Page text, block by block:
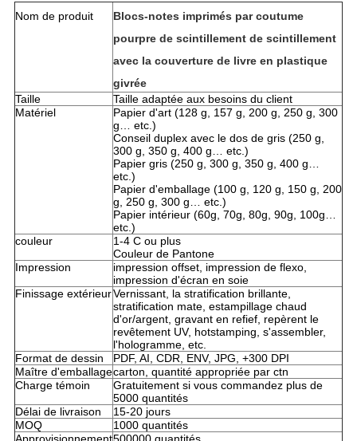
Nom de produit
Blocs-notes imprimés par coutume
pourpre de scintillement de scintillement
avec la couverture de livre en plastique
givrée
Taille
Taille adaptée aux besoins du client
Matériel
Papier d'art (128 g, 157 g, 200 g, 250 g, 300
g… etc.)
Conseil duplex avec le dos de gris (250 g,
300 g, 350 g, 400 g… etc.)
Papier gris (250 g, 300 g, 350 g, 400 g…
etc.)
Papier d'emballage (100 g, 120 g, 150 g, 200
g, 250 g, 300 g… etc.)
Papier intérieur (60g, 70g, 80g, 90g, 100g…
etc.)
couleur
1-4 C ou plus
Couleur de Pantone
Impression
impression offset, impression de flexo,
impression d'écran en soie
Finissage extérieurVernissant, la stratification brillante,
stratification mate, estampillage chaud
d'or/argent, gravant en refief, repèrent le
revêtement UV, hotstamping, s'assembler,
l'hologramme, etc.
Format de dessin
PDF, AI, CDR, ENV, JPG, +300 DPI
Maître d'emballagecarton, quantité appropriée par ctn
Charge témoin
Gratuitement si vous commandez plus de
5000 quantités
Délai de livraison
15-20 jours
MOQ
1000 quantités